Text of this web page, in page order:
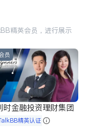
精英会员，进行展示
员
时金融投资理财集团
精英认证